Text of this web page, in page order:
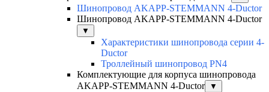
Шинопровод AKAPP-STEMMANN 4-Ductor
Шинопровод AKAPP-STEMMANN 4-Ductor
▼
Характеристики шинопровода серии 4-
Ductor
Троллейный шинопровод PN4
Комплектующие для корпуса шинопровода
AKAPP-STEMMANN 4-Ductor
▼